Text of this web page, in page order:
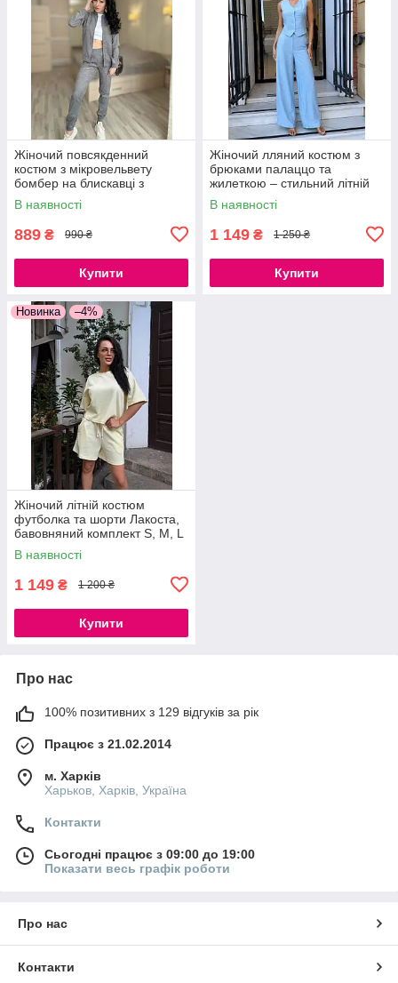
Жіночий повсякденний
костюм з мікровельвету
бомбер на блискавці з
джогерами стильний
комплект, розміри 42–52
В наявності
889 ₴ 990 ₴
Купити
Жіночий лляний костюм з
брюками палаццо та
жилеткою – стильний літній
костюм із жатого льону 42/44,
46/48
В наявності
1 149 ₴ 1 250 ₴
Купити
Новинка –4%
Жіночий літній костюм
футболка та шорти Лакоста,
бавовняний комплект S, M, L
В наявності
1 149 ₴ 1 200 ₴
Купити
Про нас
100% позитивних з 129 відгуків за рік
Працює з 21.02.2014
м. Харків
Харьков, Харків, Україна
Контакти
Сьогодні працює з 09:00 до 19:00
Показати весь графік роботи
Про нас
Контакти